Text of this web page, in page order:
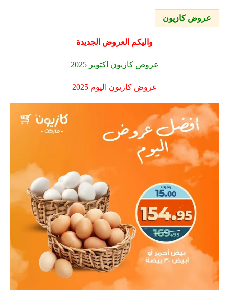
عروض كازيون
واليكم العروض الجديدة
عروض كازيون اكتوبر 2025
عروض كازيون اليوم 2025